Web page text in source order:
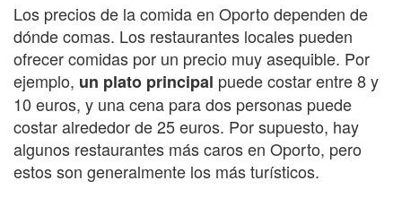
Los precios de la comida en Oporto dependen de
dónde comas. Los restaurantes locales pueden
ofrecer comidas por un precio muy asequible. Por
ejemplo, un plato principal puede costar entre 8 y
10 euros, y una cena para dos personas puede
costar alrededor de 25 euros. Por supuesto, hay
algunos restaurantes más caros en Oporto, pero
estos son generalmente los más turísticos.